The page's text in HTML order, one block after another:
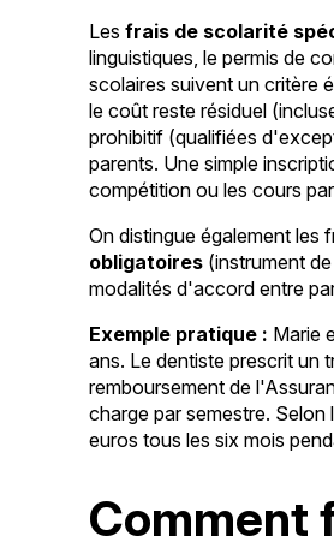
Lesfrais de scolarité
linguistiques, le permis de
scolaires suivent un critère
le coût reste résiduel
prohibitif (qualifiées
parents. Une simple
compétition ou les cours
On distingue également les
obligatoires (instrument
modalités d'accord entre
Exemple pratique : Marie
ans. Le dentiste prescrit un
remboursement de
charge par semestre.
euros tous les six mois
Comment